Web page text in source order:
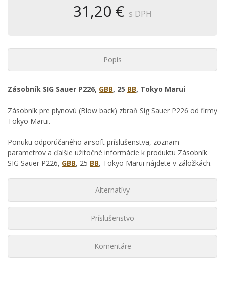
31,20 € s DPH
Popis
Zásobník SIG Sauer P226, GBB, 25 BB, Tokyo Marui
Zásobník pre plynovú (Blow back) zbraň Sig Sauer P226 od firmy
Tokyo Marui.
Ponuku odporúčaného airsoft príslušenstva, zoznam
parametrov a ďalšie užitočné informácie k produktu Zásobník
SIG Sauer P226, GBB, 25 BB, Tokyo Marui nájdete v záložkách.
Alternatívy
Príslušenstvo
Komentáre